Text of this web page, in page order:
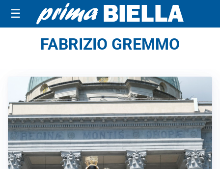
☰
FABRIZIO GREMMO